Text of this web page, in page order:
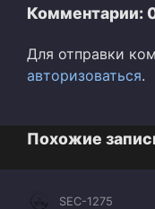
Комментарии:
Для отправки
авторизоваться.
Похожие
SEC-1275